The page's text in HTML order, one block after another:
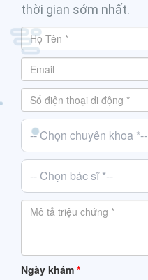
thời gian sớm nhất.
-- Chọn chuyên khoa *--
-- Chọn bác sĩ *--
Ngày khám